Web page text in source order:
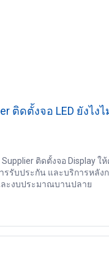
ติดตั้งจอ LED ยังไง
ติดตั้งจอ Display ใ
รรับประกัน และบริการหลัง
ละงบประมาณบานปลาย